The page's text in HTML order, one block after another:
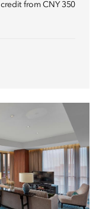
from CNY 350.